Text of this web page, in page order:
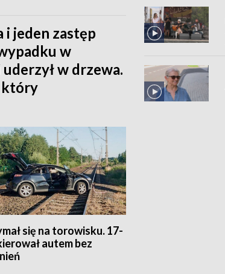
i jeden zastęp
w
w drzewa.
który
się na torowisku. 17-
autem bez